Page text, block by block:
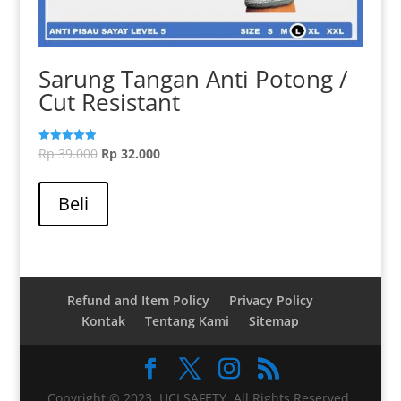
Sarung Tangan Anti Potong /
Cut Resistant
Dinilai
5.00
Rp39.000 Harga
Rp32.000Harga
Beli
Pilihan
ini
dapat
halaman
Refund and Item Policy
Privacy Policy
Kontak
Tentang Kami Sitemap
Copyright © 2023, UCI SAFETY. All Rights Reserved.